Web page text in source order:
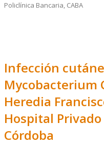
Policlínica Bancaria, CABA
Infección
Mycobacterium
Heredia
Hospital
Córdoba